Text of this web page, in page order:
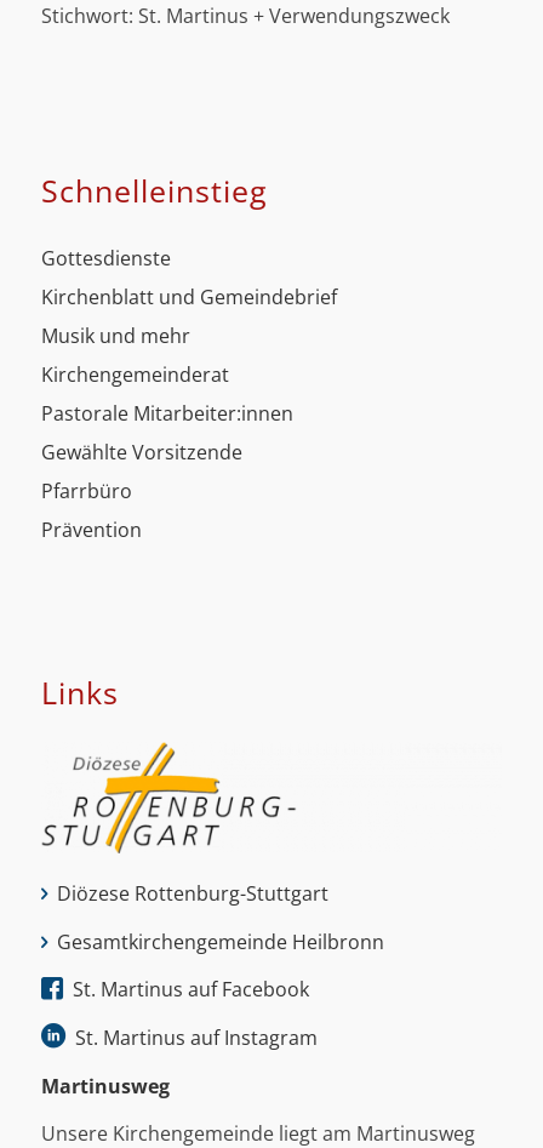
Stichwort: St. Martinus + Verwendungszweck
Schnell­einstieg
Gottesdienste
Kirchenblatt und Gemeindebrief
Musik und mehr
Kirchengemeinderat
Pastorale Mitarbeiter:innen
Gewählte Vorsitzende
Pfarrbüro
Prävention
Links
Diözese Rottenburg-Stuttgart
Gesamtkirchengemeinde Heilbronn
St. Martinus auf Facebook
St. Martinus auf Instagram
Martinus­weg
Unsere Kirchengemeinde liegt am Martinusweg